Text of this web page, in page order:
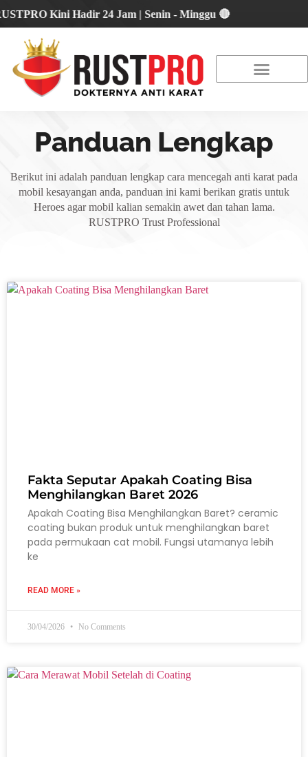
Kini Hadir 24 Jam | Senin - Minggu 🔴
Panduan Lengkap
Berikut ini adalah panduan lengkap cara mencegah anti karat pada
mobil kesayangan anda, panduan ini kami berikan gratis untuk
Heroes agar mobil kalian semakin awet dan tahan lama.
RUSTPRO Trust Professional
Fakta Seputar Apakah Coating Bisa
Menghilangkan Baret 2026
Apakah Coating Bisa Menghilangkan Baret? ceramic
coating bukan produk untuk menghilangkan baret
pada permukaan cat mobil. Fungsi utamanya lebih
ke
READ MORE »
30/04/2026 No Comments